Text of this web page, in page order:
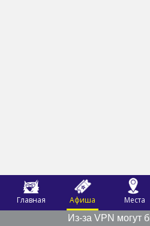
Главная Афиша Места
Из-за VPN могут